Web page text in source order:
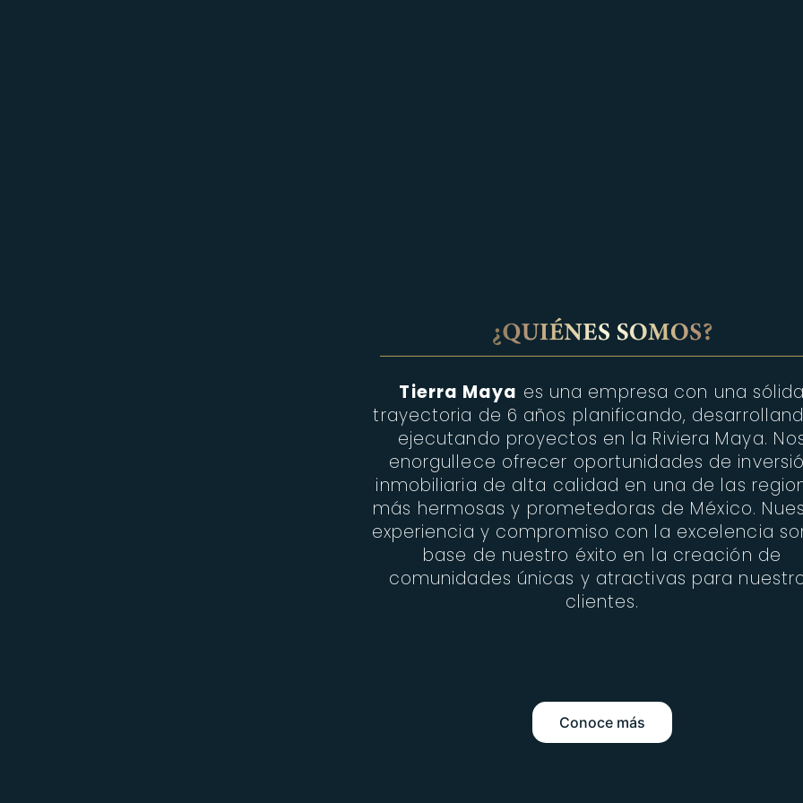
Tierra Maya es una empresa con una
trayectoria de 6 años planificando,
ejecutando proyectos en la Riviera Maya.
enorgullece ofrecer oportunidades de
inmobiliaria de alta calidad en una de las
más hermosas y prometedoras de México.
experiencia y compromiso con la excelencia
base de nuestro éxito en la creación de
comunidades únicas y atractivas para
clientes.
Conoce más